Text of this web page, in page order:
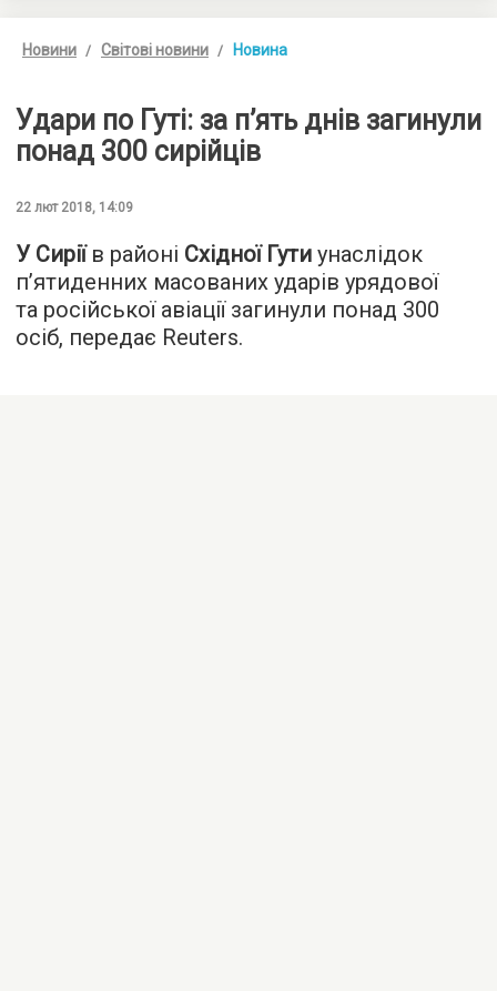
Новини Світові новини Новина
Удари по Гуті: за п’ять днів загинули
понад 300 сирійців
22 лют 2018, 14:09
У Сиріїв районі Східної Гути унаслідок
п’ятиденних масованих ударів урядової
та російської авіації загинули понад 300
осіб, передає Reuters.